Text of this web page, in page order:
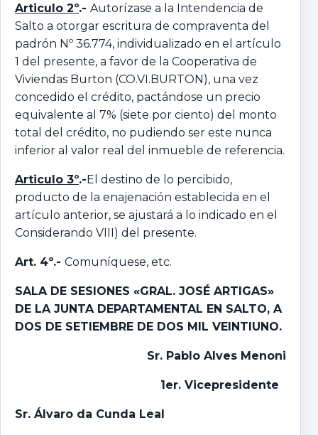
Articulo 2º.- Autorízase a la Intendencia de
Salto a otorgar escritura de compraventa del
padrón Nº 36.774, individualizado en el artículo
1 del presente, a favor de la Cooperativa de
Viviendas Burton (CO.VI.BURTON), una vez
concedido el crédito, pactándose un precio
equivalente al 7% (siete por ciento) del monto
total del crédito, no pudiendo ser este nunca
inferior al valor real del inmueble de referencia.
Articulo 3º.-El destino de lo percibido,
producto de la enajenación establecida en el
artículo anterior, se ajustará a lo indicado en el
Considerando VIII) del presente.
Art. 4º.- Comuníquese, etc.
SALA DE SESIONES «GRAL. JOSÉ ARTIGAS»
DE LA JUNTA DEPARTAMENTAL EN SALTO, A
DOS DE SETIEMBRE DE DOS MIL VEINTIUNO.
Sr. Pablo Alves Menoni
1er. Vicepresidente
Sr. Álvaro da Cunda Leal